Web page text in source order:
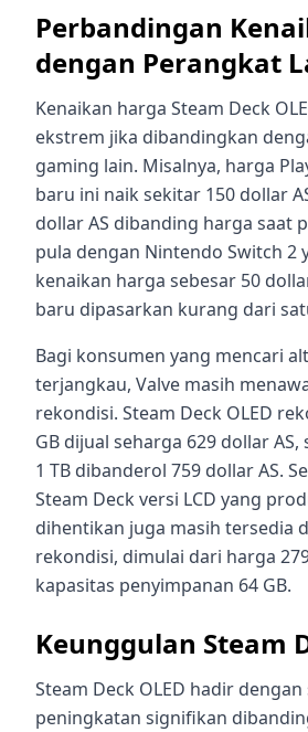
Perbandingan
dengan Perangkat
Kenaikan harga Steam Deck
ekstrem jika dibandingkan
gaming lain. Misalnya, harga
baru ini naik sekitar 150 dollar
dollar AS dibanding harga saat
pula dengan Nintendo Switch 2
kenaikan harga sebesar 50
baru dipasarkan kurang dari
Bagi konsumen yang mencari
terjangkau, Valve masih
rekondisi. Steam Deck OLED
GB dijual seharga 629 dollar
1 TB dibanderol 759 dollar AS.
Steam Deck versi LCD yang
dihentikan juga masih tersedia
rekondisi, dimulai dari harga
kapasitas penyimpanan 64 GB.
Keunggulan Steam
Steam Deck OLED hadir
peningkatan signifikan